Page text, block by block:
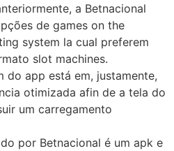
a Betnacional
de games on the
system la cual preferem
slot machines.
do app está em, justamente,
otimizada afin de a tela do
um carregamento
por Betnacional é um apk e